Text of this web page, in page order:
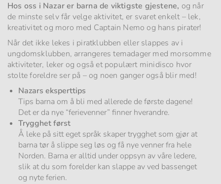
Hos oss i Nazar er barna de viktigste gjestene, og når
de minste selv får velge aktivitet, er svaret enkelt – lek,
kreativitet og moro med Captain Nemo og hans pirater!
Når det ikke lekes i piratklubben eller slappes av i
ungdomsklubben, arrangeres temadager med morsomme
aktiviteter, leker og også et populært minidisco hvor
stolte foreldre ser på – og noen ganger også blir med!
Nazars eksperttips
Tips barna om å bli med allerede de første dagene!
Det er da nye “ferievenner” finner hverandre.
Trygghet først
Å leke på sitt eget språk skaper trygghet som gjør at
barna tør å slippe seg løs og få nye venner fra hele
Norden. Barna er alltid under oppsyn av våre ledere,
slik at du som forelder kan slappe av ved bassenget
og nyte ferien.